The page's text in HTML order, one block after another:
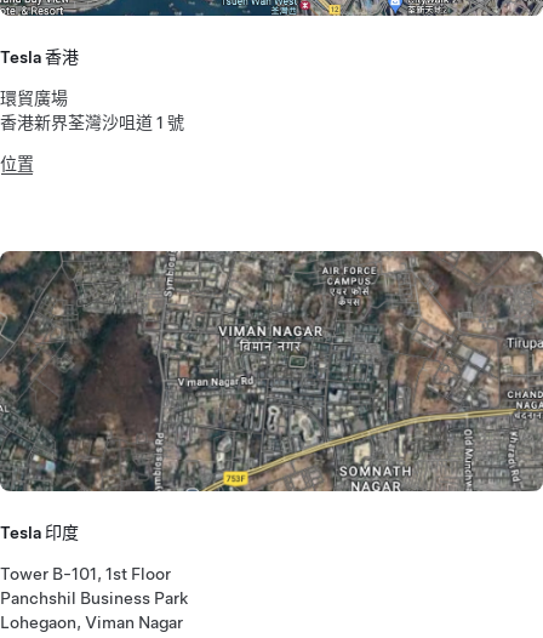
Tesla 香港
環貿廣場
香港新界荃灣沙咀道 1 號
位置
Tesla 印度
Tower B-101, 1st Floor
Panchshil Business Park
Lohegaon, Viman Nagar